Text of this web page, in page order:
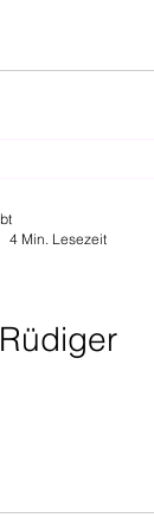
4 Min. Lesezeit